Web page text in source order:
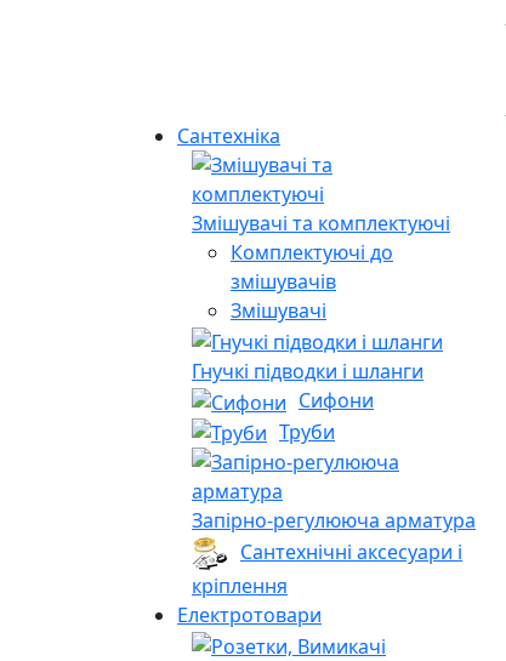
Сантехніка
Змішувачі та комплектуючі
Комплектуючі до
змішувачів
Змішувачі
Гнучкі підводки і шланги
Сифони
Труби
Запірно-регулююча арматура
Сантехнічні аксесуари і
кріплення
Електротовари